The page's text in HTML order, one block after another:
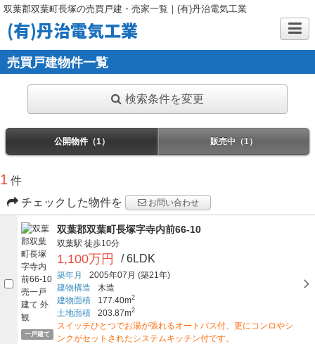
双葉郡双葉町長塚の売買戸建・売家一覧｜(有)丹治電気工業
(有)丹治電気工業
売買戸建物件一覧
検索条件を変更
公開物件（1） 販売中（1）
1 件
チェックした物件を
お問い合わせ
一戸建て
双葉郡双葉町長塚字寺内前66-10
双葉駅 徒歩10分
1,100万円 / 6LDK
築年月 2005年07月 (築21年)
建物構造
木造
建物面積
177.40m2
土地面積 203.87m2
スイッチひとつでお湯が張れるオートバス付、更にコンロやシ
ンクがセットされたシステムキッチン付です。